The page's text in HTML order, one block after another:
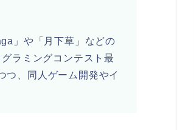
」や「月下草」などの
ラミングコンテスト最
つ、同人ゲーム開発やイ